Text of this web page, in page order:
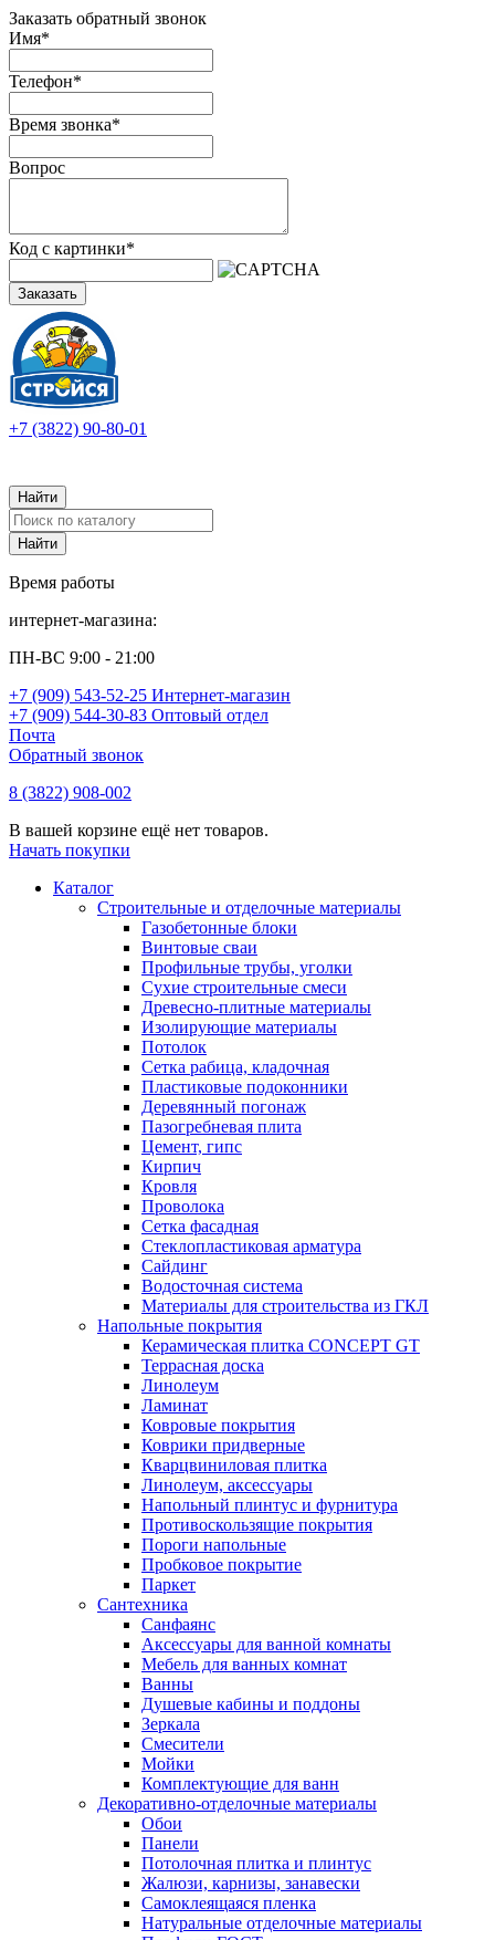
Заказать обратный звонок
Имя*
Телефон*
Время звонка*
Вопрос
Код с картинки*
Заказать
+7 (3822) 90-80-01
Время работы
интернет-магазина:
ПН-ВС 9:00 - 21:00
+7 (909) 543-52-25 Интернет-магазин
+7 (909) 544-30-83 Оптовый отдел
Почта
Обратный звонок
8 (3822) 908-002
В вашей корзине ещё нет товаров.
Начать покупки
Каталог
Строительные и отделочные материалы
Газобетонные блоки
Винтовые сваи
Профильные трубы, уголки
Сухие строительные смеси
Древесно-плитные материалы
Изолирующие материалы
Потолок
Сетка рабица, кладочная
Пластиковые подоконники
Деревянный погонаж
Пазогребневая плита
Цемент, гипс
Кирпич
Кровля
Проволока
Сетка фасадная
Стеклопластиковая арматура
Сайдинг
Водосточная система
Материалы для строительства из ГКЛ
Напольные покрытия
Керамическая плитка CONCEPT GT
Террасная доска
Линолеум
Ламинат
Ковровые покрытия
Коврики придверные
Кварцвиниловая плитка
Линолеум, аксессуары
Напольный плинтус и фурнитура
Противоскользящие покрытия
Пороги напольные
Пробковое покрытие
Паркет
Сантехника
Санфаянс
Аксессуары для ванной комнаты
Мебель для ванных комнат
Ванны
Душевые кабины и поддоны
Зеркала
Смесители
Мойки
Комплектующие для ванн
Декоративно-отделочные материалы
Обои
Панели
Потолочная плитка и плинтус
Жалюзи, карнизы, занавески
Самоклеящаяся пленка
Натуральные отделочные материалы